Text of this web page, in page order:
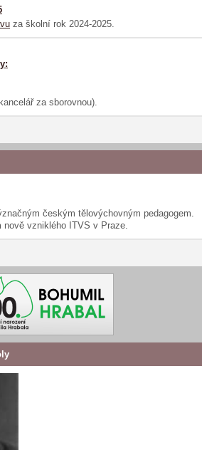
za školní rok 2024-2025.
za sborovnou).
českým tělovýchovným pedagogem.
vzniklého ITVS v Praze.